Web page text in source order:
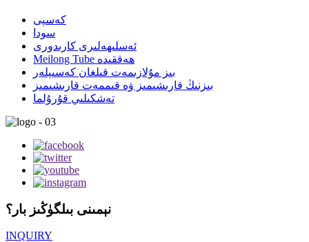
كەسپى
سودا
ئەسلىھەلىرى كارىدورى
Meilong Tube ھەققىدە
بىز مۇلازىمەت قىلغان كەسىپلەر
بىزنىڭ قارىشىمىز ۋە قىممەت قارىشىمىز
تەشكىلىي قۇرۇلما
نېمىنى بىلگۈڭىز بار؟
INQUIRY